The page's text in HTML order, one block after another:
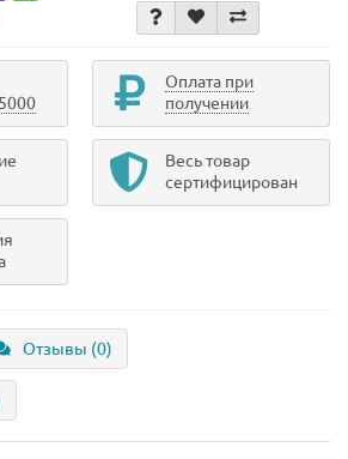
Оплата при
получении
Весь товар
сертифицирован
Отзывы (0)